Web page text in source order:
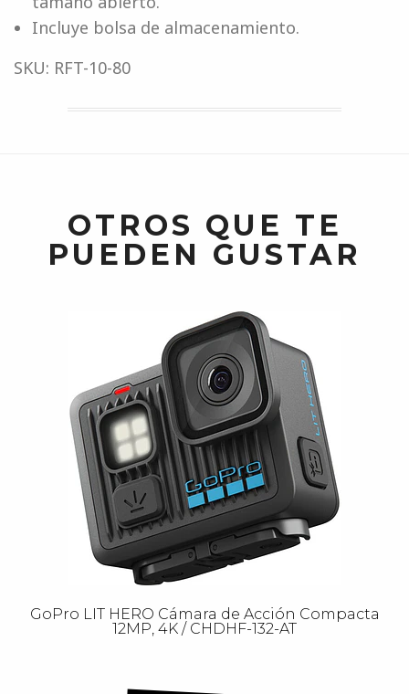
Incluye bolsa de almacenamiento.
SKU: RFT-10-80
OTROS QUE TE
PUEDEN GUSTAR
GoPro LIT HERO Cámara de Acción Compacta
12MP, 4K / CHDHF-132-AT